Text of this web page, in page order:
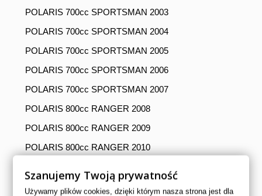
POLARIS 700cc SPORTSMAN 2003
POLARIS 700cc SPORTSMAN 2004
POLARIS 700cc SPORTSMAN 2005
POLARIS 700cc SPORTSMAN 2006
POLARIS 700cc SPORTSMAN 2007
POLARIS 800cc RANGER 2008
POLARIS 800cc RANGER 2009
POLARIS 800cc RANGER 2010
POLARIS 800cc RANGER 2012
Szanujemy Twoją prywatność
Używamy plików cookies, dzięki którym nasza strona jest dla